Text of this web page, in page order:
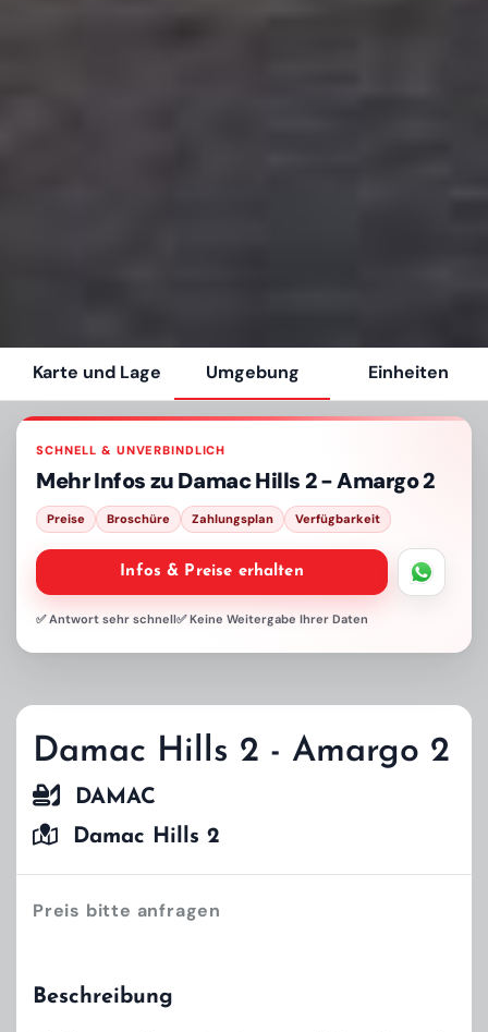
Karte und Lage Umgebung Einheiten
SCHNELL & UNVERBINDLICH
Mehr Infos zuDamac Hills 2 - Amargo 2
Preise Broschüre Zahlungsplan Verfügbarkeit
Infos & Preise erhalten
✅ Antwort sehr schnell✅ Keine Weitergabe Ihrer Daten
Damac Hills 2 - Amargo 2
DAMAC
Damac Hills 2
Preis bitte anfragen
Beschreibung